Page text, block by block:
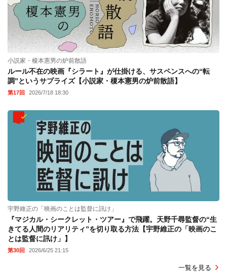
小説家・榎本憲男の炉前散語
ルール不在の映画『シラート』が仕掛ける、サスペンスへの“転
調”というサプライズ【小説家・榎本憲男の炉前散語】
第17回 2026/7/18 18:30
宇野維正の「映画のことは監督に訊け」
『マジカル・シークレット・ツアー』で飛躍。天野千尋監督の“生
きてる人間のリアリティ”を切り取る方法【宇野維正の「映画のこ
とは監督に訊け」】
第30回 2026/6/25 21:15
一覧を見る